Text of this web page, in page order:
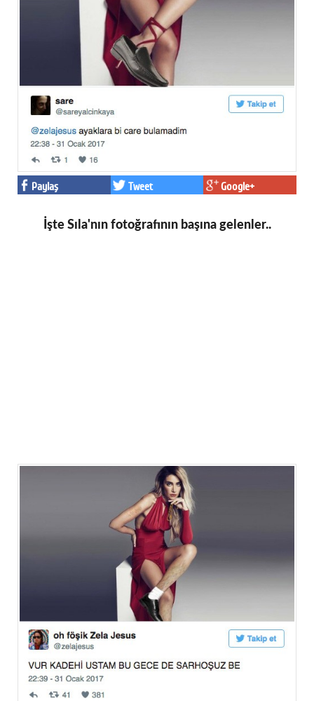
Paylaş Tweet Google+
İşte Sıla'nın fotoğrafının başına gelenler..